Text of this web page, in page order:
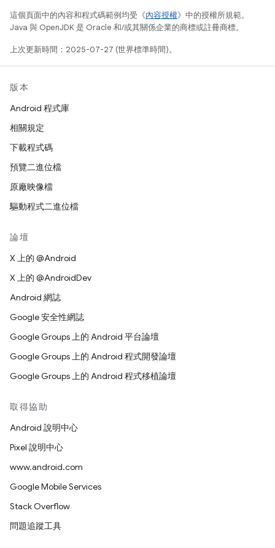
這個頁面中的內容和程式碼範例均受《內容授權》中的授權所規範。
Java 與 OpenJDK 是 Oracle 和/或其關係企業的商標或註冊商標。
上次更新時間：2025-07-27 (世界標準時間)。
版本
Android 程式庫
相關規定
下載程式碼
預覽二進位檔
原廠映像檔
驅動程式二進位檔
論壇
X 上的 @Android
X 上的 @AndroidDev
Android 網誌
Google 安全性網誌
Google Groups 上的 Android 平台論壇
Google Groups 上的 Android 程式開發論壇
Google Groups 上的 Android 程式移植論壇
取得協助
Android 說明中心
Pixel 說明中心
www.android.com
Google Mobile Services
Stack Overflow
問題追蹤工具